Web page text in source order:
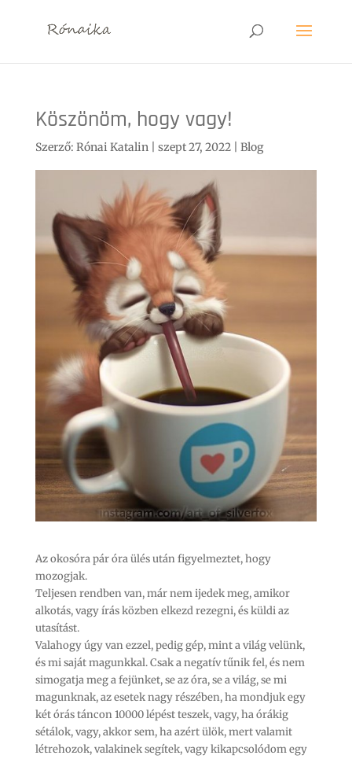
Köszönöm, hogy vagy!
Szerző: Rónai Katalin| szept 27, 2022| Blog
Az okosóra pár óra ülés után figyelmeztet, hogy
mozogjak.
Teljesen rendben van, már nem ijedek meg, amikor
alkotás, vagy írás közben elkezd rezegni, és küldi az
utasítást.
Valahogy úgy van ezzel, pedig gép, mint a világ velünk,
és mi saját magunkkal. Csak a negatív tűnik fel, és nem
simogatja meg a fejünket, se az óra, se a világ, se mi
magunknak, az esetek nagy részében, ha mondjuk egy
két órás táncon 10000 lépést teszek, vagy, ha órákig
sétálok, vagy, akkor sem, ha azért ülök, mert valamit
létrehozok, valakinek segítek, vagy kikapcsolódom egy